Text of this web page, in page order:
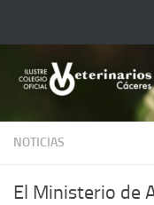
NOTICIAS
El Ministerio de